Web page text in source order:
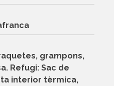
grampons,
Refugi: Sac de
interior tèrmica,